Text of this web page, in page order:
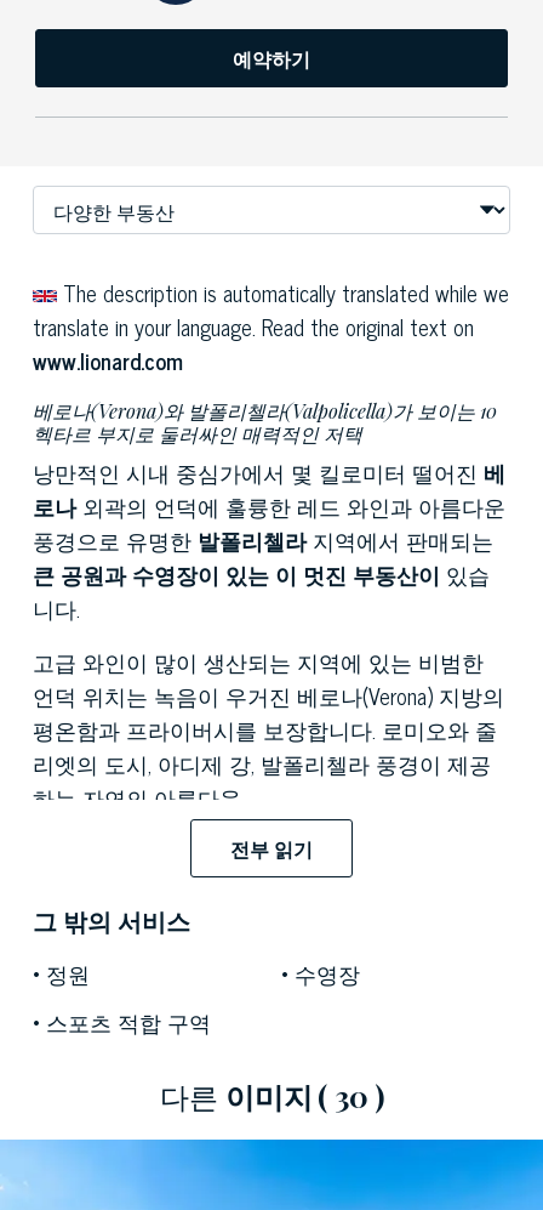
예약하기
The description is automatically translated while we
translate in your language. Read the original text on
www.lionard.com
베로나(Verona)와 발폴리첼라(Valpolicella)가 보이는 10
헥타르 부지로 둘러싸인 매력적인 저택
낭만적인 시내 중심가에서 몇 킬로미터 떨어진 베
로나외곽의 언덕에 훌륭한 레드 와인과 아름다운
풍경으로 유명한 발폴리첼라지역에서 판매되는
큰 공원과 수영장이 있는 이 멋진 부동산이 있습
니다.
고급 와인이 많이 생산되는 지역에 있는 비범한
언덕 위치는 녹음이 우거진 베로나(Verona) 지방의
평온함과 프라이버시를 보장합니다. 로미오와 줄
리엣의 도시, 아디제 강, 발폴리첼라 풍경이 제공
하는 자연의 아름다움.
이 부동산은 수영장이 있는 500제곱미터 규모의
정교하게 복원된 메인 하우스와 700제곱미터 규
모의 두 번째 건물로 구성되어 있습니다. 그 사이
9.55헥타르의 거대한 공원이 있어 와인 숙성을 위
한 최적의 온도와 습도 조건을 제공합니다.
웅장한 스타일로 개인 행사를 개최하도록 설계되
었으며, 특히 여름철에는 완벽하게 갖추어진 공원
의 넓은 열린 공간을 이용할 수 있어 멋진 전망을
전부 읽기
그 밖의 서비스
정원
수영장
스포츠 적합 구역
다른 이미지 ( 30 )